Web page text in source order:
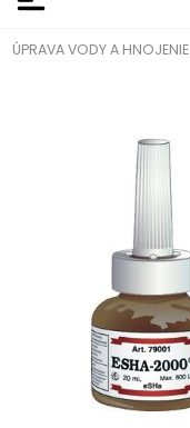
ÚPRAVA VODY A HNOJENIE